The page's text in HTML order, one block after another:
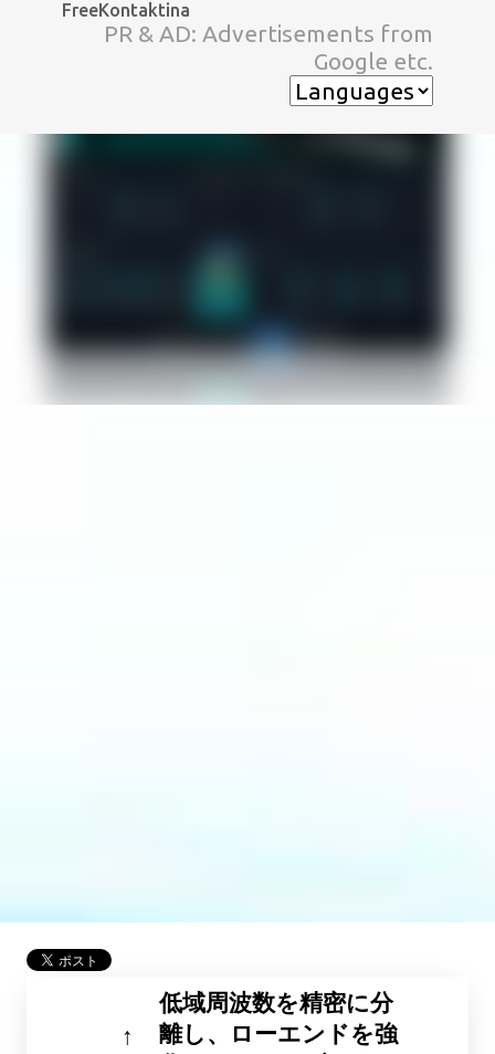
スキップしてメイン コンテンツに移動
FreeKontaktina
PR & AD: Advertisements from
Google etc.
↑
低域周波数を精密に分
離し、ローエンドを強